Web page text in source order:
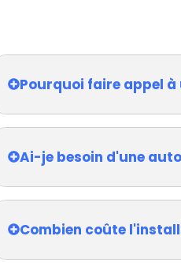
Pourquoi faire appel
Ai-je besoin d'une
Combien coûte